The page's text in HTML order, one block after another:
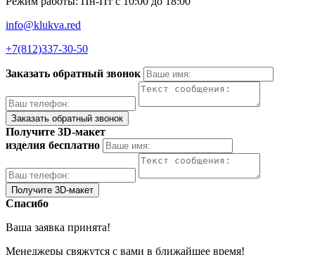
info@klukva.red
+7(812)337‑30-50
Заказать обратный звонок
Получите 3D-макет
изделия бесплатно
Спасибо
Ваша заявка принята!
Менеджеры свяжутся с вами в ближайшее время!